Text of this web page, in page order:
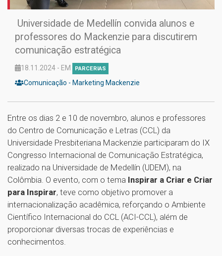
Universidade de Medellín convida alunos e
professores do Mackenzie para discutirem
comunicação estratégica
18.11.2024 - EM PARCERIAS
Comunicação - Marketing Mackenzie
Entre os dias 2 e 10 de novembro, alunos e professores
do Centro de Comunicação e Letras (CCL) da
Universidade Presbiteriana Mackenzie participaram do IX
Congresso Internacional de Comunicação Estratégica,
realizado na Universidade de Medellín (UDEM), na
Colômbia. O evento, com o tema Inspirar a Criar e Criar
para Inspirar, teve como objetivo promover a
internacionalização acadêmica, reforçando o Ambiente
Científico Internacional do CCL (ACI-CCL), além de
proporcionar diversas trocas de experiências e
conhecimentos.